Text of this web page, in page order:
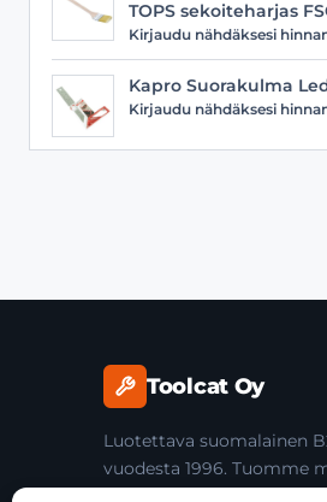
TOPS sekoiteharjas
Kirjaudu nähdäksesi
Kapro Suorakulma
Kirjaudu nähdäksesi
Toolcat Oy
Luotettava suomalainen
vuodesta 1996. Tuomme